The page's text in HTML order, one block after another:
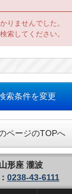
りませんでした。
索してください。
索条件を変更
ページのTOPへ
山形座 瀧波
0238-43-6111